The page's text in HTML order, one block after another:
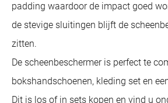
padding waardoor de impact goed
de stevige sluitingen blijft de
zitten.
De scheenbeschermer is perfect te
bokshandschoenen, kleding set en
Dit is los of in sets kopen en vind u